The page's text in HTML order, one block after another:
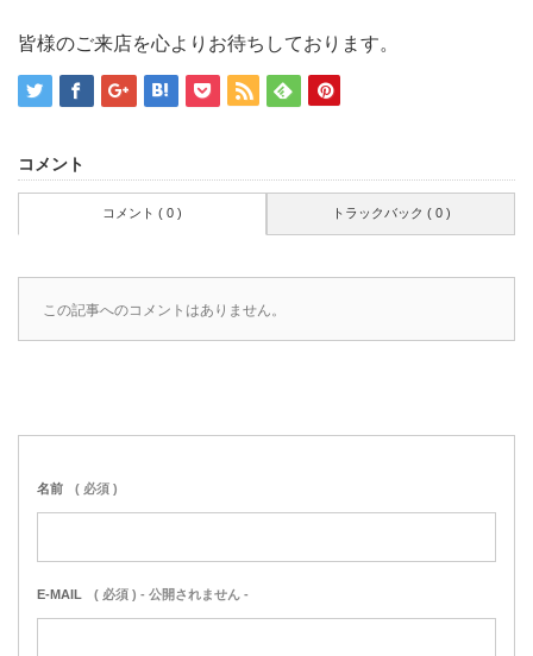
皆様のご来店を心よりお待ちしております。
コメント
コメント ( 0 ) トラックバック ( 0 )
この記事へのコメントはありません。
名前 ( 必須 )
E-MAIL ( 必須 ) - 公開されません -